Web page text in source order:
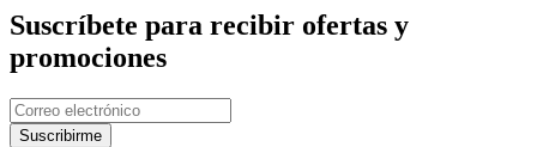
Suscríbete para recibir ofertas y
promociones
Suscribirme